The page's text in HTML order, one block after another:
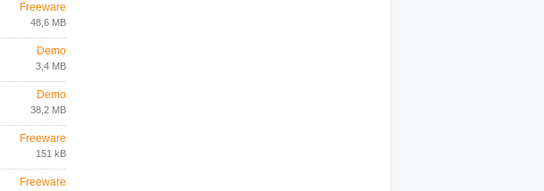
Freeware
48,6 MB
Demo
3,4 MB
Demo
38,2 MB
Freeware
151 kB
Freeware